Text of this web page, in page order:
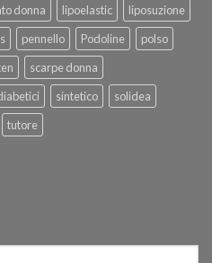
donna lipoelastic
liposuzione
pennello Podoline
polso
scarpe donna
sintetico
solidea
tutore